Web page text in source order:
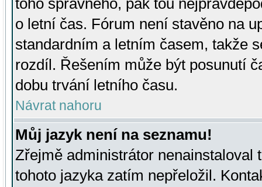
toho správného, pak tou
o letní čas. Fórum není stavěno na
standardním a letním časem, takže
rozdíl. Řešením může být posunutí
dobu trvání letního času.
Návrat nahoru
Můj jazyk není na seznamu!
Zřejmě administrátor nenainstaloval
tohoto jazyka zatím nepřeložil.